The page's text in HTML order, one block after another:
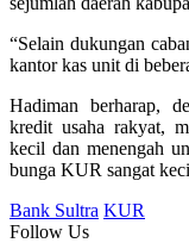
“Selain dukungan
kantor kas unit di
Hadiman berharap,
kredit usaha rakyat,
kecil dan menengah
bunga KUR sangat
Bank Sultra KUR
Follow Us